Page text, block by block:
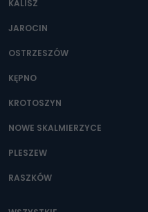
Można to zrobić pod
KALISZ
JAROCIN
OSTRZESZÓW
KĘPNO
KROTOSZYN
NOWE SKALMIERZYCE
PLESZEW
RASZKÓW